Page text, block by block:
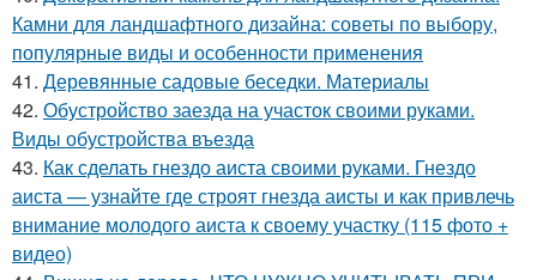
Камни для ландшафтного дизайна: советы по выбору,
популярные виды и особенности применения
41. Деревянные садовые беседки. Материалы
42. Обустройство заезда на участок своими руками.
Виды обустройства въезда
43. Как сделать гнездо аиста своими руками. Гнездо
аиста — узнайте где строят гнезда аисты и как привлечь
внимание молодого аиста к своему участку (115 фото +
видео)